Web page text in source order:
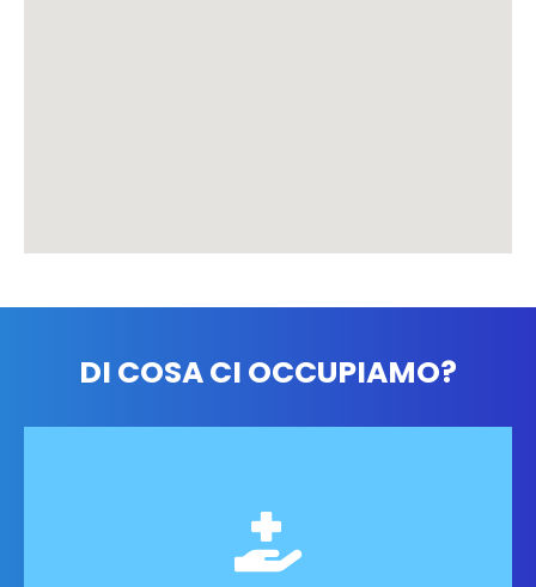
DI COSA CI OCCUPIAMO?
cervicalgia e riabilitazione post-chirurgica.